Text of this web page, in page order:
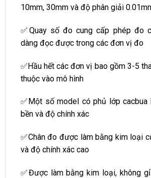
10mm, 30mm và độ phân giải
✅Quay số đo cung cấp phép đo
dàng đọc được trong các đơn vị đo
✅Hầu hết các đơn vị bao gồm 3-5
thuộc vào mô hình
✅Một số model có phủ lớp cacbua
bền và độ chính xác
✅Chân đo được làm bằng kim loại
và độ chính xác cao
✅Được làm bằng kim loại, không